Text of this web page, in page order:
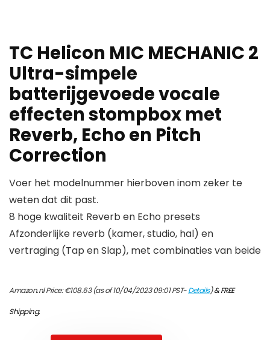
TC Helicon MIC MECHANIC 2
Ultra-simpele
batterijgevoede vocale
effecten stompbox met
Reverb, Echo en Pitch
Correction
Voer het modelnummer hierboven inom zeker te
weten dat dit past.
8 hoge kwaliteit Reverb en Echo presets
Afzonderlijke reverb (kamer, studio, hal) en
vertraging (Tap en Slap), met combinaties van beide
Amazon.nl Price:€108.63(as of 10/04/2023 09:01 PST-Details)&FREE
Shipping.